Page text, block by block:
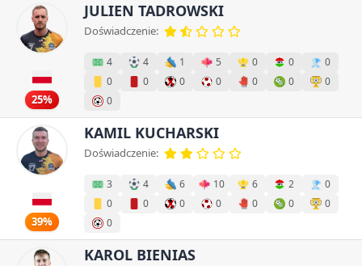
25%
JULIEN TADROWSKI
Doświadczenie:
4 4 1 5 0 0
0
0
0 0 0 0 0
0
0
39%
KAMIL KUCHARSKI
Doświadczenie:
3 4 6 10 6 2
0
0
0 0 0 0 0
0
0
KAROL BIENIAS